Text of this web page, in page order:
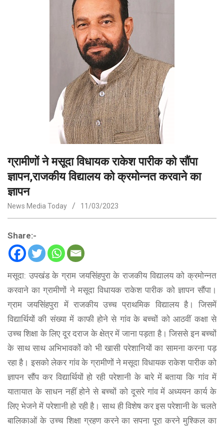
ग्रामीणों ने मसूदा विधायक राकेश पारीक को सौंपा
ज्ञापन,राजकीय विद्यालय को क्रमोन्नत करवाने का
ज्ञापन
News Media Today 11/03/2023
Share:-
मसूदा: उपखंड के ग्राम जयसिंहपुरा के राजकीय विद्यालय को क्रमोन्नत
करवाने का ग्रामीणों ने मसूदा विधायक राकेश पारीक को ज्ञापन सौंपा।
ग्राम जयसिंहपुरा में राजकीय उच्च प्राथमिक विद्यालय है। जिसमें
विद्यार्थियों की संख्या में काफी होने से गांव के बच्चों को आठवीं कक्षा से
उच्च शिक्षा के लिए दूर दराज के क्षेत्र में जाना पड़ता है। जिससे इन बच्चों
के साथ साथ अभिभावकों को भी खासी परेशानियों का सामना करना पड़
रहा है। इसको लेकर गांव के ग्रामीणों ने मसूदा विधायक राकेश पारीक को
ज्ञापन सौंप कर विद्यार्थियों हो रही परेशानी के बारे में बताया कि गांव में
यातायात के साधन नहीं होने से बच्चों को दूसरे गांव में अध्ययन कार्य के
लिए भेजने में परेशानी हो रही है। साथ ही विशेष कर इस परेशानी के चलते
बालिकाओं के उच्च शिक्षा ग्रहण करने का सपना पूरा करने मुश्किल का